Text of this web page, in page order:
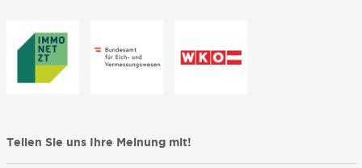
Teilen Sie uns Ihre Meinung mit!